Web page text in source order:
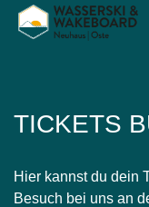
TICKETS
Hier kannst du dein
Besuch bei uns an